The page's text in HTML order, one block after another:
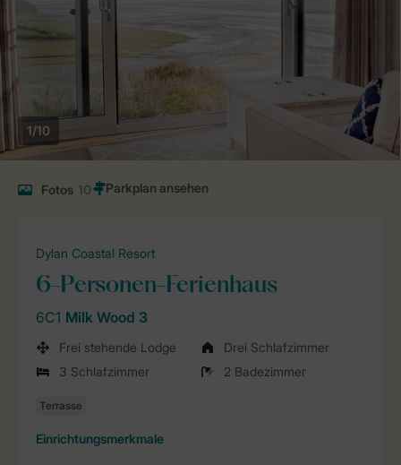
1/10
Fotos 10
Dylan Coastal Resort
6-Personen-Ferienhaus
6C1 Milk Wood 3
Frei stehende Lodge
Drei Schlafzimmer
3 Schlafzimmer
2 Badezimmer
Einrichtungsmerkmale